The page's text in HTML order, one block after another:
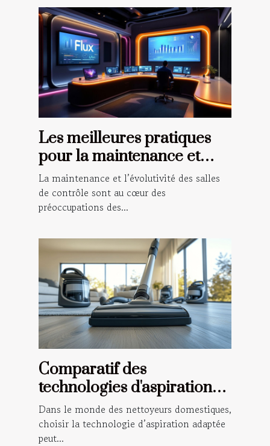
Les meilleures pratiques
pour la maintenance et
l'évolutivité des salles de
contrôle
La maintenance et l’évolutivité des salles
de contrôle sont au cœur des
préoccupations des...
Comparatif des
technologies d'aspiration
moderne dans les
nettoyeurs domestiques
Dans le monde des nettoyeurs domestiques,
choisir la technologie d’aspiration adaptée
peut...